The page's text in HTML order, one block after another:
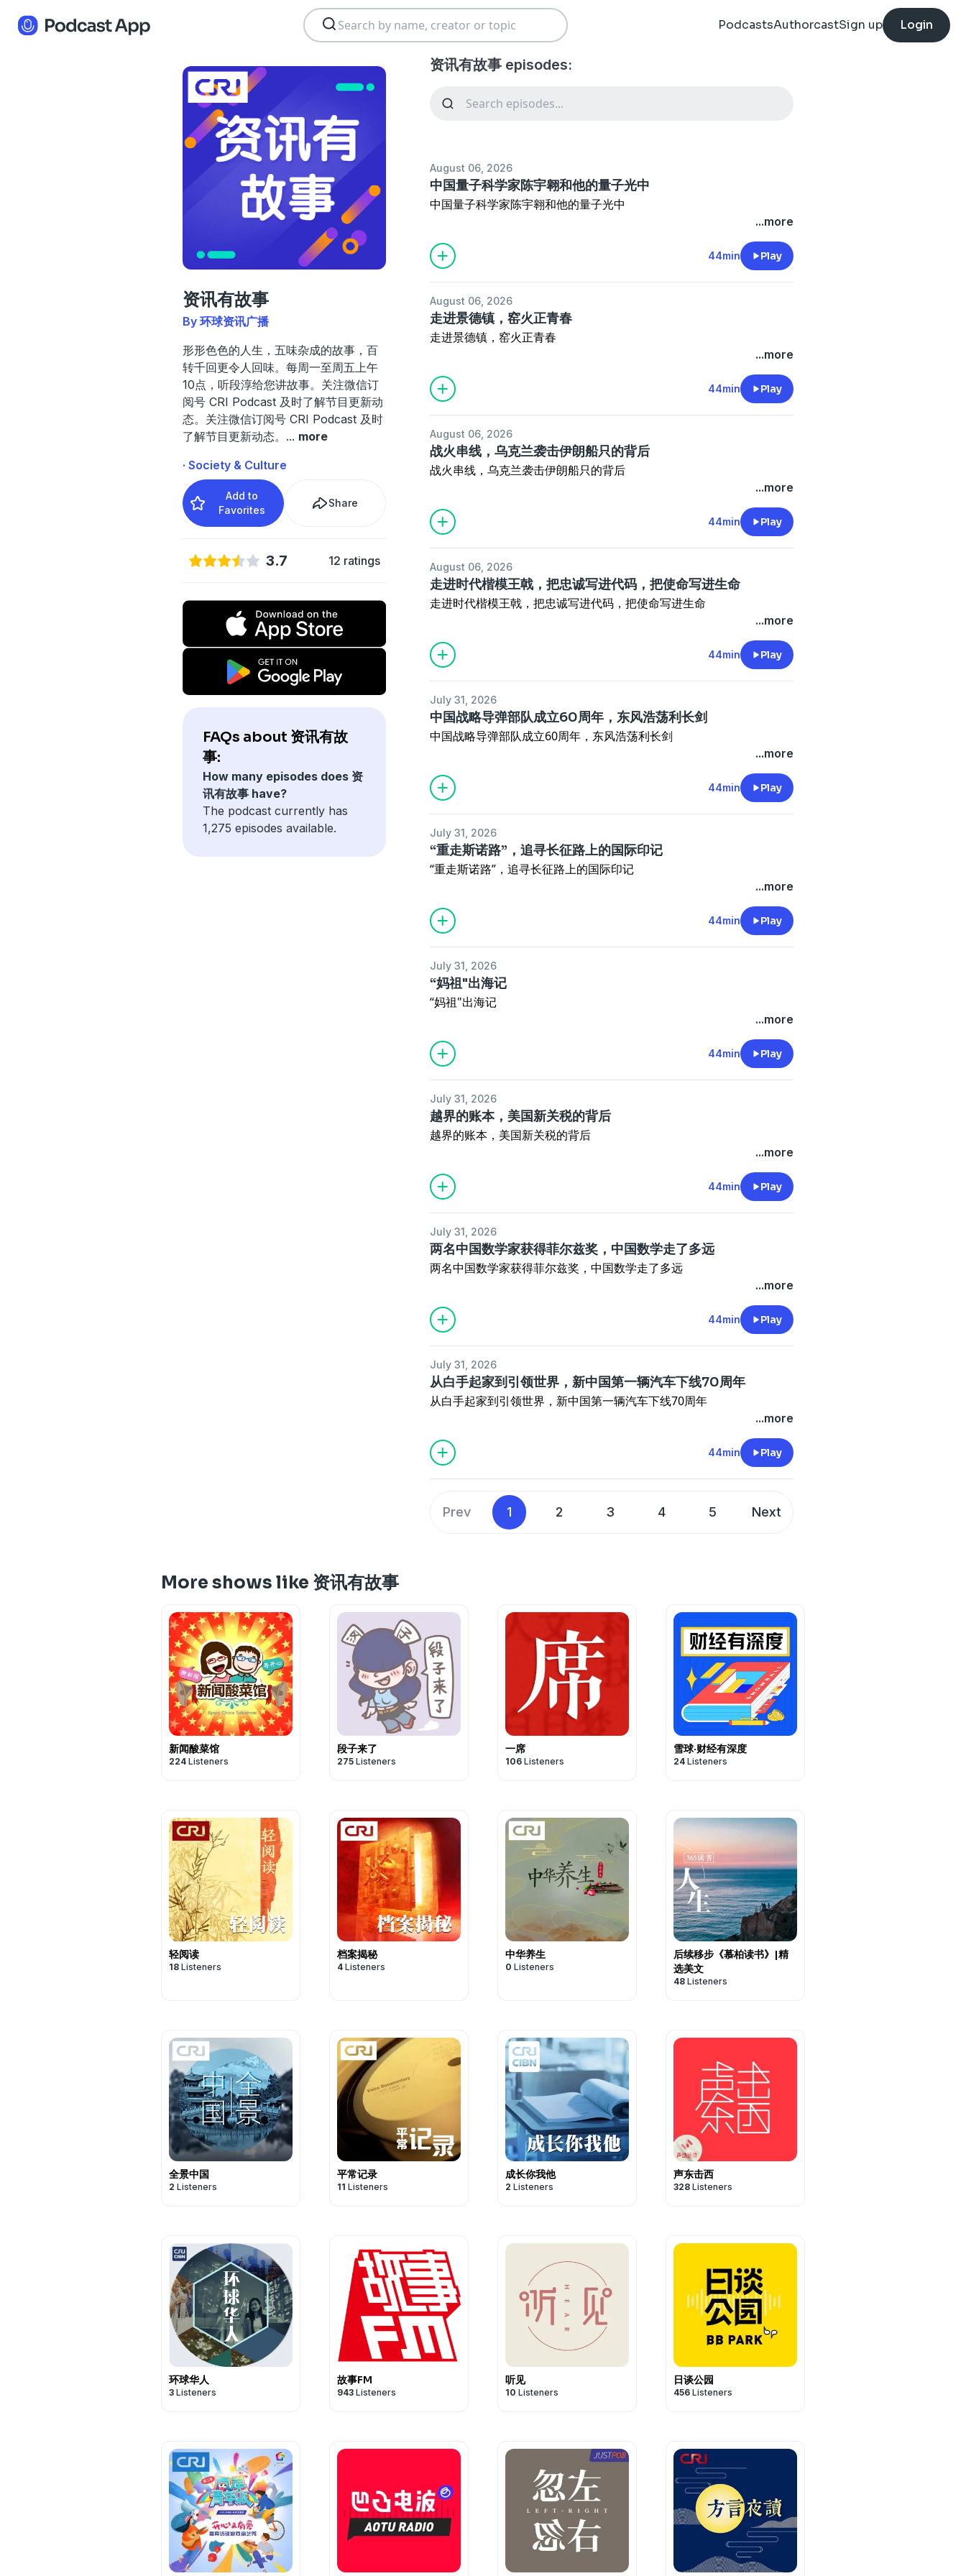
PodcastsAuthorcastSign up Login
资讯有故事
By 环球资讯广播
形形色色的人生，五味杂成的故事，百
转千回更令人回味。每周一至周五上午
10点，听段淳给您讲故事。关注微信订
阅号 CRI Podcast 及时了解节目更新动
态。关注微信订阅号 CRI Podcast 及时
了解节目更新动态。 ... more
· Society & Culture
Add to
Favorites
Share
3.7 12 ratings
FAQs about 资讯有故
事:
How many episodes does 资
讯有故事 have?
The podcast currently has
1,275 episodes available.
资讯有故事 episodes:
August 06, 2026
中国量子科学家陈宇翱和他的量子光中
中国量子科学家陈宇翱和他的量子光中
...more
44min Play
August 06, 2026
走进景德镇，窑火正青春
走进景德镇，窑火正青春
...more
44min Play
August 06, 2026
战火串线，乌克兰袭击伊朗船只的背后
战火串线，乌克兰袭击伊朗船只的背后
...more
44min Play
August 06, 2026
走进时代楷模王戟‌，把忠诚写进代码，把使命写进生命
走进时代楷模王戟‌，把忠诚写进代码，把使命写进生命
...more
44min Play
July 31, 2026
中国战略导弹部队成立60周年，东风浩荡利长剑
中国战略导弹部队成立60周年，东风浩荡利长剑
...more
44min Play
July 31, 2026
“重走斯诺路”，追寻长征路上的国际印记
“重走斯诺路”，追寻长征路上的国际印记
...more
44min Play
July 31, 2026
“妈祖"出海记
“妈祖"出海记
...more
44min Play
July 31, 2026
越界的账本，美国新关税的背后
越界的账本，美国新关税的背后
...more
44min Play
July 31, 2026
两名中国数学家获得菲尔兹奖，中国数学走了多远
两名中国数学家获得菲尔兹奖，中国数学走了多远
...more
44min Play
July 31, 2026
从白手起家到引领世界，新中国第一辆汽车下线70周年
从白手起家到引领世界，新中国第一辆汽车下线70周年
...more
44min Play
Prev 1 2 3 4 5 Next
More shows like 资讯有故事
新闻酸菜馆
224 Listeners
段子来了
275 Listeners
一席
106 Listeners
雪球·财经有深度
24 Listeners
轻阅读
18 Listeners
档案揭秘
4 Listeners
中华养生
0 Listeners
后续移步《慕柏读书》|精
选美文
48 Listeners
全景中国
2 Listeners
平常记录
11 Listeners
成长你我他
2 Listeners
声东击西
328 Listeners
环球华人
3 Listeners
故事FM
943 Listeners
听见
10 Listeners
日谈公园
456 Listeners